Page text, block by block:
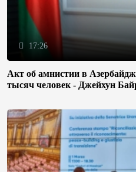
17:26
Акт об амнистии в
тысяч человек - Джейхун